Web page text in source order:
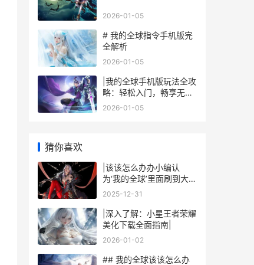
2026-01-05
# 我的全球指令手机版完
全解析
2026-01-05
|我的全球手机版玩法全攻
略：轻松入门，畅享无限
乐趣|
2026-01-05
猜你喜欢
|该该怎么办办小编认
为‘我的全球’里面刷到大师
球|
2025-12-31
|深入了解：小星王者荣耀
美化下载全面指南|
2026-01-02
## 我的全球该该怎么办